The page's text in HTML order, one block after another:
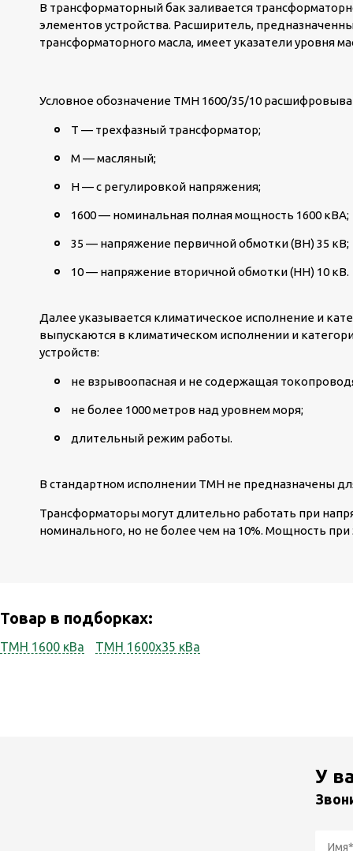
В трансформаторный бак заливается
элементов устройства. Расширитель,
трансформаторного масла, имеет указатели уровня
Условное обозначение ТМН 1600/35/10
Т — трехфазный трансформатор;
М — масляный;
Н — с регулировкой напряжения;
1600 — номинальная полная мощность 1600 кВА;
35 — напряжение первичной обмотки (ВН) 35 кВ;
10 — напряжение вторичной обмотки (НН) 10 кВ.
Далее указывается климатическое исполнение и
выпускаются в климатическом исполнении и
устройств:
не взрывоопасная и не содержащая
не более 1000 метров над уровнем моря;
длительный режим работы.
В стандартном исполнении ТМН не предназначены
Трансформаторы могут длительно работать при
номинального, но не более чем на 10%. Мощность
Товар в подборках:
ТМН 1600 кВа ТМН 1600x35 кВа
У